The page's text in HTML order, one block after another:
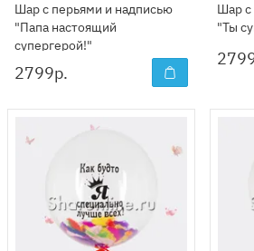
Шар с перьями и надписью
"Папа настоящий
супергерой!"
2799р.
Шар с
"Ты